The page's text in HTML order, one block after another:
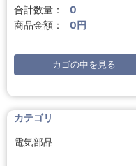
合計数量：
0
商品金額：
0円
カゴの中を見る
カテゴリ
電気部品